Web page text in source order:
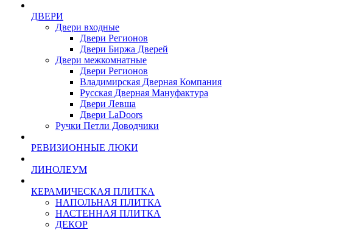
ДВЕРИ
Двери входные
Двери Регионов
Двери Биржа Дверей
Двери межкомнатные
Двери Регионов
Владимирская Дверная Компания
Русская Дверная Мануфактура
Двери Левша
Двери LaDoors
Ручки Петли Доводчики
РЕВИЗИОННЫЕ ЛЮКИ
ЛИНОЛЕУМ
КЕРАМИЧЕСКАЯ ПЛИТКА
НАПОЛЬНАЯ ПЛИТКА
НАСТЕННАЯ ПЛИТКА
ДЕКОР